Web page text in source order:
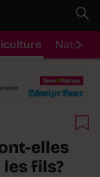
Nature
elles
fils?